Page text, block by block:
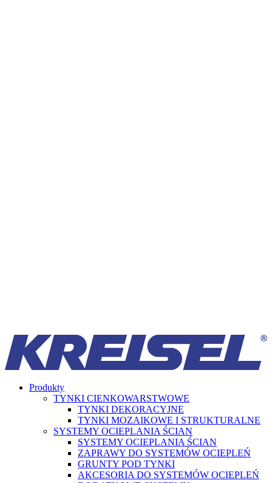
Produkty
TYNKI CIENKOWARSTWOWE
TYNKI DEKORACYJNE
TYNKI MOZAIKOWE I STRUKTURALNE
SYSTEMY OCIEPLANIA ŚCIAN
SYSTEMY OCIEPLANIA ŚCIAN
ZAPRAWY DO SYSTEMÓW OCIEPLEŃ
GRUNTY POD TYNKI
AKCESORIA DO SYSTEMÓW OCIEPLEŃ